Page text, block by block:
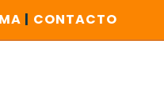
| CONTACTO